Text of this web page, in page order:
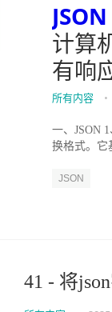
JSON
计算
有响
所有内容 •
一、JSON
换格式。它
JSON
41 - 将